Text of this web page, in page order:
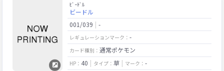
ﾋﾞｰﾄﾞﾙ
ビードル
001/039
-
レギュレーションマーク： -
カード種別： 通常ポケモン
HP： 40 タイプ： 草 マーク： -